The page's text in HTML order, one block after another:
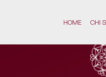
HOME CHI